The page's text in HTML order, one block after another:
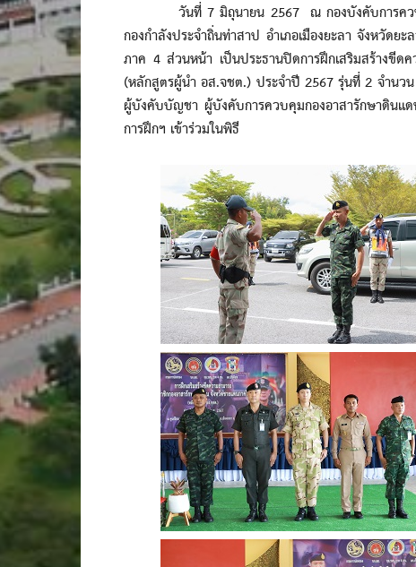
วันที่ 7 มิถุนายน 2567 ณ กองบังคับการควบคุม
กองกำลังประจำถิ่นท่าสาป อำเภอเมืองยะลา จังหวัด
ภาค 4 ส่วนหน้า เป็นประธานปิดการฝึกเสริมสร้างขีด
(หลักสูตรผู้นำ อส.จชต.) ประจำปี 2567 รุ่นที่ 2 จำนว
ผู้บังคับบัญชา ผู้บังคับการควบคุมกองอาสารักษาดินแ
การฝึกฯ เข้าร่วมในพิธี